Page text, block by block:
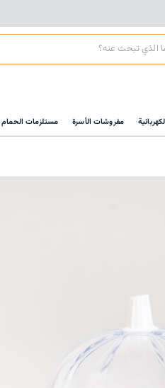
مفروشات الأسرة مستلزمات الحمام